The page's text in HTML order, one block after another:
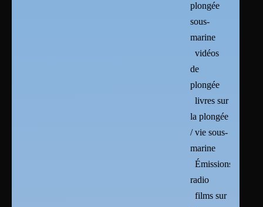
plongée
sous-
marine
vidéos
de
plongée
livres sur
la plongée
/ vie sous-
marine
Émissions
radio
films sur